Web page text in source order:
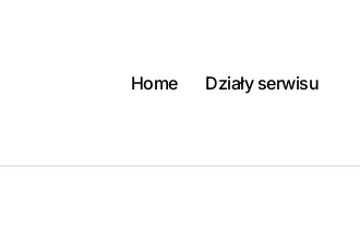
Home Działy serwisu